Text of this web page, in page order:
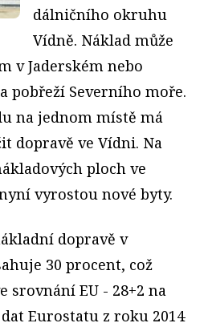
dálničního okruhu
Vídně. Náklad může
v Jaderském nebo
pobřeží Severního moře.
na jednom místě má
dopravě ve Vídni. Na
ploch ve
vyrostou nové byty.
dopravě v
30 procent, což
srovnání EU - 28+2 na
Eurostatu z roku 2014